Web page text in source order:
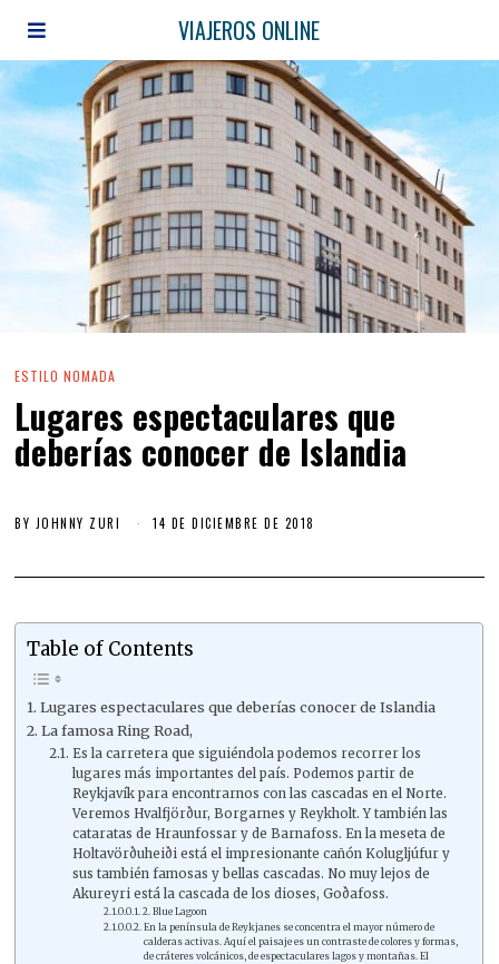
VIAJEROS ONLINE
ESTILO NOMADA
Lugares espectaculares que
deberías conocer de Islandia
BY JOHNNY ZURI 14 DE DICIEMBRE DE 2018
Table of Contents
Lugares espectaculares que deberías conocer de Islandia
La famosa Ring Road,
Es la carretera que siguiéndola podemos recorrer los
lugares más importantes del país. Podemos partir de
Reykjavík para encontrarnos con las cascadas en el Norte.
Veremos Hvalfjörður, Borgarnes y Reykholt. Y también las
cataratas de Hraunfossar y de Barnafoss. En la meseta de
Holtavörðuheiði está el impresionante cañón Kolugljúfur y
sus también famosas y bellas cascadas. No muy lejos de
Akureyri está la cascada de los dioses, Goðafoss.
2. Blue Lagoon
En la península de Reykjanes se concentra el mayor número de
calderas activas. Aquí el paisaje es un contraste de colores y formas,
de cráteres volcánicos, de espectaculares lagos y montañas. El